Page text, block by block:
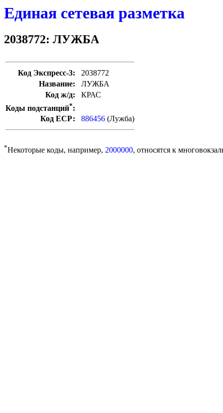
Единая сетевая разметка
2038772: ЛУЖБА
Код Экспресс-3:
2038772
Название:
ЛУЖБА
Код ж/д:
КРАС
Коды подстанций*:
Код ЕСР:
886456 (Лужба)
*Некоторые коды, например, 2000000, относятся к